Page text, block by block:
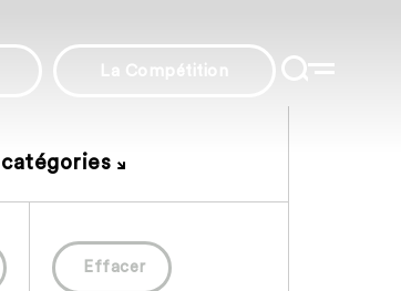
La Compétition
Effacer